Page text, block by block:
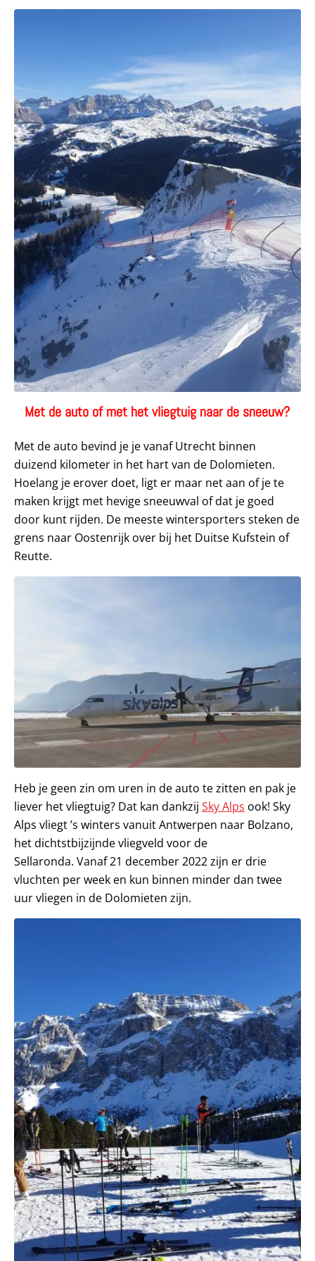
Met de auto of met het vliegtuig naar de sneeuw?
Met de auto bevind je je vanaf Utrecht binnen
duizend kilometer in het hart van de Dolomieten.
Hoelang je erover doet, ligt er maar net aan of je te
maken krijgt met hevige sneeuwval of dat je goed
door kunt rijden. De meeste wintersporters steken de
grens naar Oostenrijk over bij het Duitse Kufstein of
Reutte.
Heb je geen zin om uren in de auto te zitten en pak je
liever het vliegtuig? Dat kan dankzij Sky Alps ook! Sky
Alps vliegt ’s winters vanuit Antwerpen naar Bolzano,
het dichtstbijzijnde vliegveld voor de
Sellaronda. Vanaf 21 december 2022 zijn er drie
vluchten per week en kun binnen minder dan twee
uur vliegen in de Dolomieten zijn.